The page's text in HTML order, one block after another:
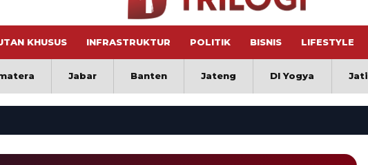
KHUSUS INFRASTRUKTUR POLITIK BISNIS LIFESTYLE
Jabar Banten Jateng DI Yogya